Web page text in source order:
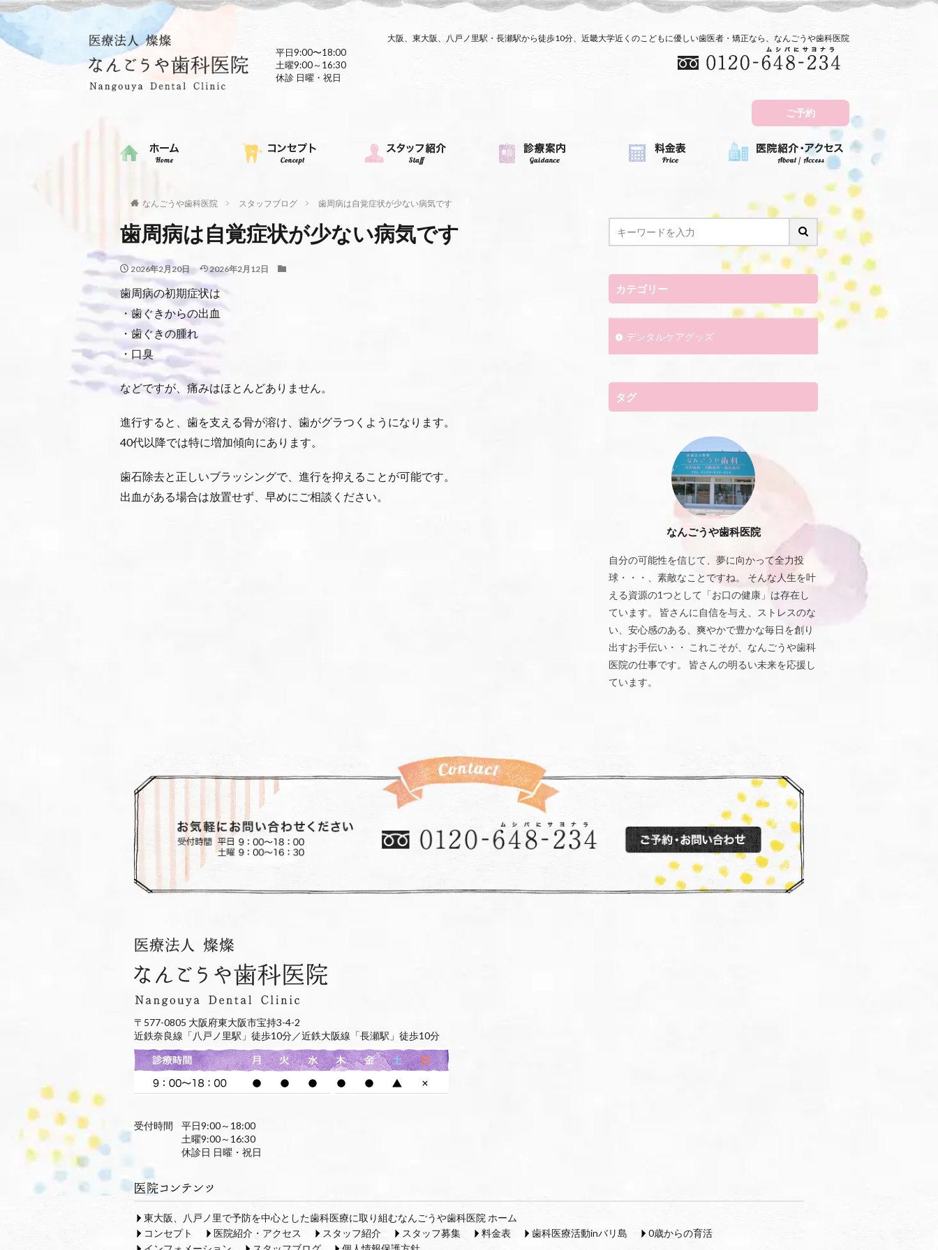
大阪、東大阪、八戸ノ里駅・長瀬駅から徒歩10分、近畿大学近くのこどもに優しい歯医者・矯正なら、なんごうや歯科医院
平日9:00〜18:00
土曜9:00～16:30
休診 日曜・祝日
ご予約
なんごうや歯科医院 スタッフブログ 歯周病は自覚症状が少ない病気です
歯周病は自覚症状が少ない病気です
2026年2月20日 2026年2月12日
歯周病の初期症状は
・歯ぐきからの出血
・歯ぐきの腫れ
・口臭
などですが、痛みはほとんどありません。
進行すると、歯を支える骨が溶け、歯がグラつくようになります。
40代以降では特に増加傾向にあります。
歯石除去と正しいブラッシングで、進行を抑えることが可能です。
出血がある場合は放置せず、早めにご相談ください。
カテゴリー
デンタルケアグッズ
タグ
なんごうや歯科医院
自分の可能性を信じて、夢に向かって全力投
球・・・、素敵なことですね。 そんな人生を叶
える資源の1つとして「お口の健康」は存在し
ています。 皆さんに自信を与え、ストレスのな
い、安心感のある、爽やかで豊かな毎日を創り
出すお手伝い・・ これこそが、なんごうや歯科
医院の仕事です。 皆さんの明るい未来を応援し
ています。
〒577-0805 大阪府東大阪市宝持3-4-2
近鉄奈良線「八戸ノ里駅」徒歩10分／近鉄大阪線「長瀬駅」徒歩10分
受付時間
平日9:00～18:00
土曜9:00～16:30
休診日 日曜・祝日
東大阪、八戸ノ里で予防を中心とした歯科医療に取り組むなんごうや歯科医院 ホーム
コンセプト
医院紹介・アクセス スタッフ紹介 スタッフ募集 料金表 歯科医療活動inバリ島
0歳からの育活